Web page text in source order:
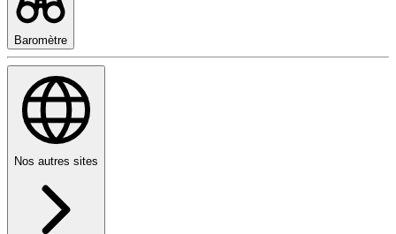
Baromètre
Nos autres sites